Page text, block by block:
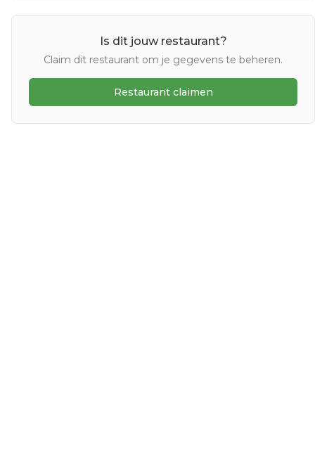
Is dit jouw restaurant?
Claim dit restaurant om je gegevens te beheren.
Restaurant claimen